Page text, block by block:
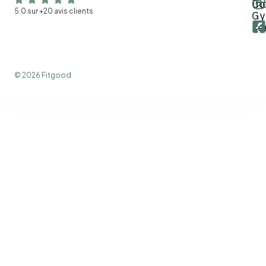
5.0 sur +20 avis clients
© 2026 Fitgood